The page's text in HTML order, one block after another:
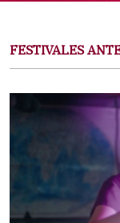
FESTIVALES